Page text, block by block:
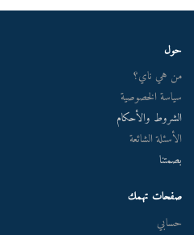
حول
من هي ناي؟
سياسة الخصوصية
الشروط والأحكام
الأسئلة الشائعة
بصمتنا
صفحات تهمك
حسابي